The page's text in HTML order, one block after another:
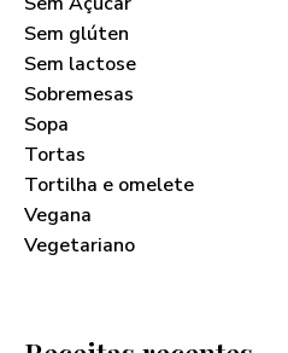
Sem glúten
Sem lactose
Sobremesas
Sopa
Tortas
Tortilha e omelete
Vegana
Vegetariano